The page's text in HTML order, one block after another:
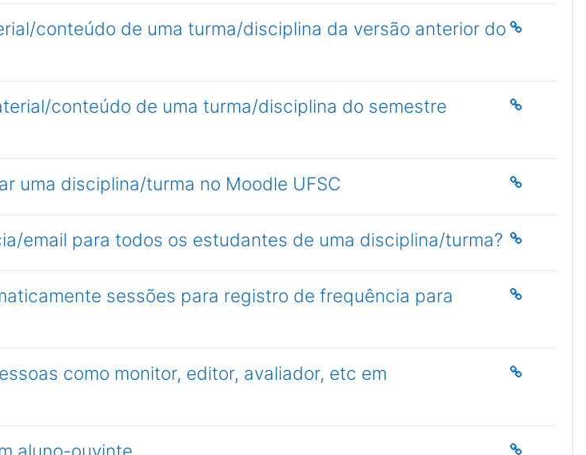
conteúdo de uma turma/disciplina da versão anterior do
conteúdo de uma turma/disciplina do semestre
uma disciplina/turma no Moodle UFSC
email para todos os estudantes de uma disciplina/turma?
sessões para registro de frequência para
como monitor, editor, avaliador, etc em
aluno-ouvinte